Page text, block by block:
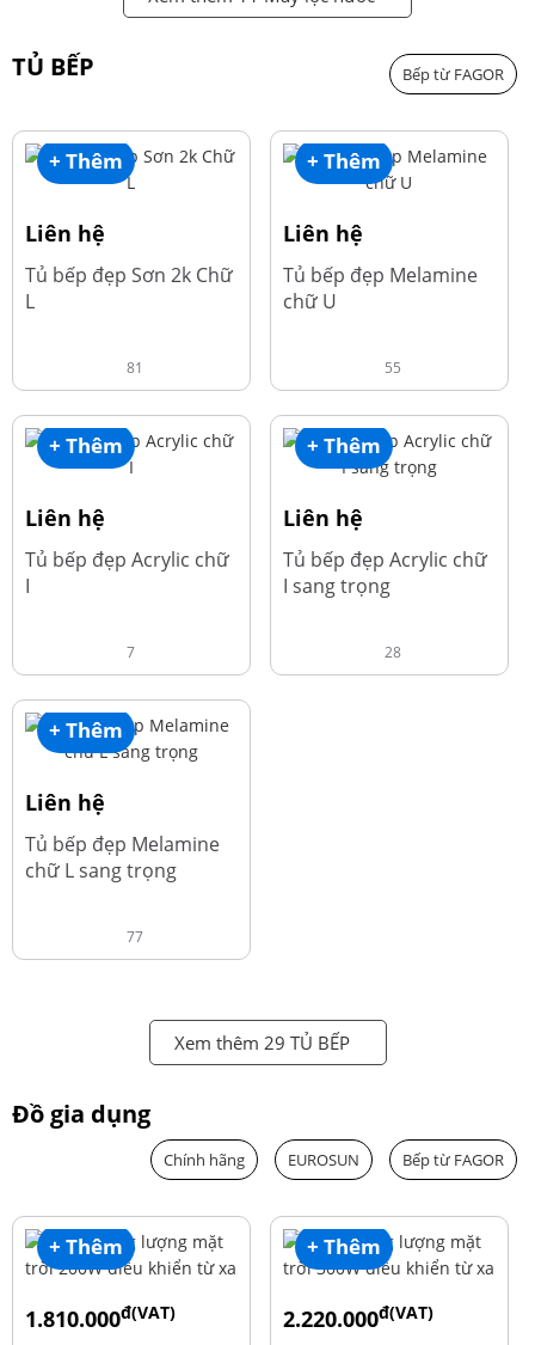
TỦ BẾP Bếp từ FAGOR
+ Thêm
Liên hệ
Tủ bếp đẹp Sơn 2k Chữ
L
81
+ Thêm
Liên hệ
Tủ bếp đẹp Melamine
chữ U
55
+ Thêm
Liên hệ
Tủ bếp đẹp Acrylic chữ
I
7
+ Thêm
Liên hệ
Tủ bếp đẹp Acrylic chữ
I sang trọng
28
+ Thêm
Liên hệ
Tủ bếp đẹp Melamine
chữ L sang trọng
77
Xem thêm 29 TỦ BẾP
Đồ gia dụng
Chính hãng EUROSUN Bếp từ FAGOR
+ Thêm
1.810.000đ(VAT)
+ Thêm
2.220.000đ(VAT)